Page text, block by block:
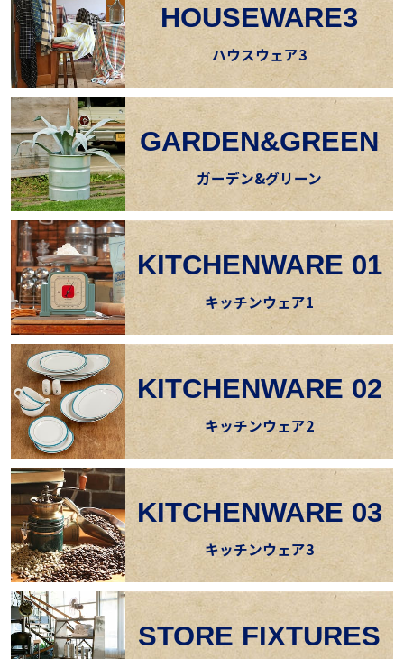
HOUSEWARE3
ハウスウェア3
GARDEN&GREEN
ガーデン&グリーン
KITCHENWARE 01
キッチンウェア1
KITCHENWARE 02
キッチンウェア2
KITCHENWARE 03
キッチンウェア3
STORE FIXTURES